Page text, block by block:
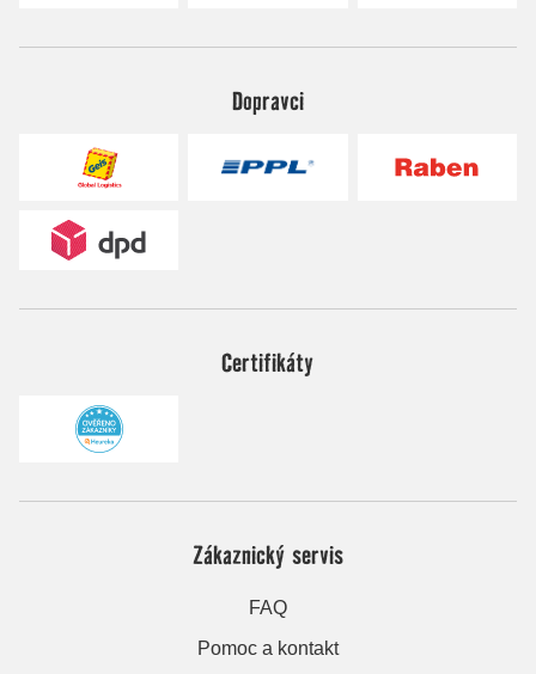
Dopravci
Certifikáty
Zákaznický servis
FAQ
Pomoc a kontakt